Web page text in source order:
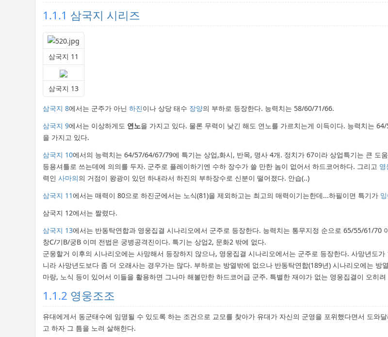
1.1.1 삼국지 시리즈
삼국지 11
삼국지 13
삼국지 8에서는 군주가 아닌 하진이나 상당 태수 장양의 부하로 등장한다. 능력치는 58/60/71/66.
삼국지 9에서는 이상하게도 연노을 가지고 있다. 물론 무력이 낮긴 해도 연노를 가르치는게 이득이다. 능력치는
을 가지고 있다.
삼국지 10에서의 능력치는 64/57/64/67/79에 특기는 상업,화시, 반목, 명사 4개. 정치가 67이라 상업특기는 큰 도
등용셔틀로 쓰는데에 의의를 두자. 군주로 플레이하기엔 수하 장수가 쓸 만한 놈이 없어서 하드코어하다. 그리고 영
력인 사마의의 거점이 왕광이 있던 하내라서 하진의 부하장수로 신분이 떨어졌다. 안습(..)
삼국지 11에서는 매력이 80으로 하진군에서는 노식(81)을 제외하고는 최고의 매력이기는한데...하필이면 특기가
삼국지 12에서는 짤렸다.
삼국지 13에서는 반동탁연합과 영웅집결 시나리오에서 군주로 등장한다. 능력치는 통무지정 순으로 65/55/61/70
창C/기B/궁B 이며 전법은 궁병공격진이다. 특기는 상업2, 문화2 밖에 없다.
군웅할거 이후의 시나리오에는 사망해서 등장하지 않으나, 영웅집결 시나리오에서는 군주로 등장한다. 사망년도
니라 사망년도보다 좀 더 오래사는 경우가는 많다. 부하로는 방열밖에 없으나 반동탁연합(189년) 시나리오에는 방
마랑, 노식 등이 있어서 이들을 활용하면 그나마 해볼만한 하드코어급 군주. 특별한 재야가 없는 영웅집결이 오히려
1.1.2 영웅조조
유대에게서 동군태수에 임명될 수 있도록 하는 조건으로 교모를 찾아가 유대가 자신의 군영을 포위했다면서 도와
고 하자 그 틈을 노려 살해한다.